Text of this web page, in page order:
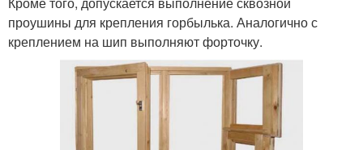
проушины для крепления горбылька. Аналогично с
креплением на шип выполняют форточку.